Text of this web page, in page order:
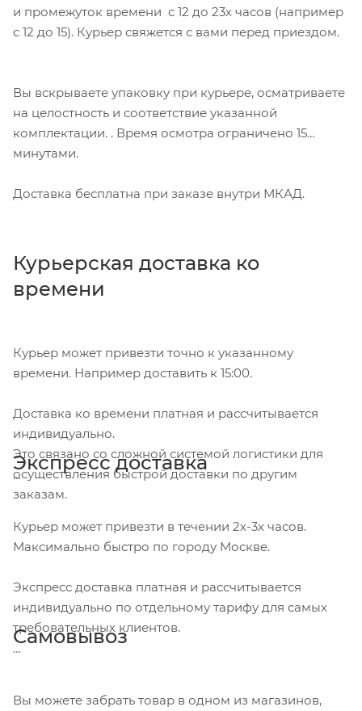
и промежуток времени с 12 до 23х часов (например
с 12 до 15). Курьер свяжется с вами перед приездом.
Вы вскрываете упаковку при курьере, осматриваете
на целостность и соответствие указанной
комплектации. . Время осмотра ограничено 15
минутами.
Доставка бесплатна при заказе внутри МКАД.
Курьерская доставка ко
времени
Курьер может привезти точно к указанному
времени. Например доставить к 15:00.
Доставка ко времени платная и рассчитывается
индивидуально.
Это связано со сложной системой логистики для
осуществления быстрой доставки по другим
заказам.
Экспресс доставка
Курьер может привезти в течении 2х-3х часов.
Максимально быстро по городу Москве.
Экспресс доставка платная и рассчитывается
индивидуально по отдельному тарифу для самых
требовательных клиентов.
Самовывоз
Вы можете забрать товар в одном из магазинов,